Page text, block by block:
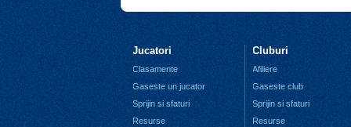
Jucatori
Clasamente
Gaseste un jucator
Sprijin si sfaturi
Resurse
Cluburi
Afiliere
Gaseste club
Sprijin si sfaturi
Resurse